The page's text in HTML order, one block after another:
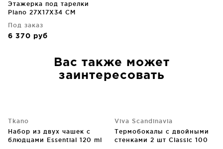
Этажерка под тарелки
Plano 27X17X34 CM
Под заказ
6 370 руб
Вас также может
заинтересовать
Tkano
Набор из двух чашек с
блюдцами Essential 120 ml
Viva Scandinavia
Термобокалы с двойными
стенками 2 шт Classic 100